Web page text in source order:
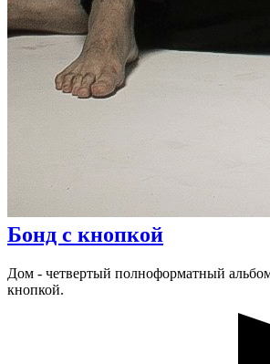
Бонд с кнопкой
Дом - четвертый полноформатный
кнопкой.